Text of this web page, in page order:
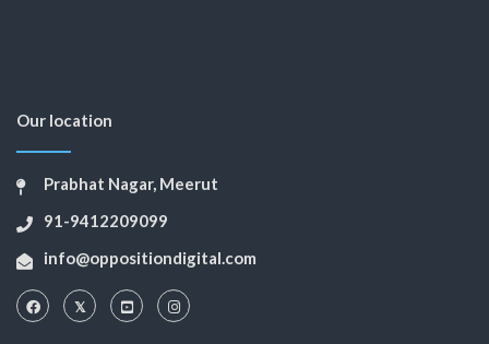
Our location
Prabhat Nagar, Meerut
91-9412209099
info@oppositiondigital.com